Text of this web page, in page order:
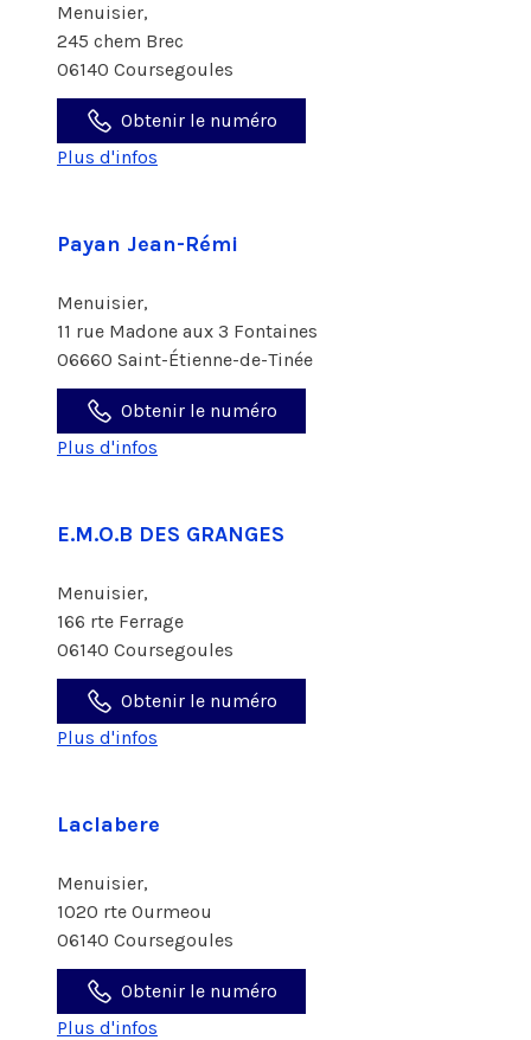
Menuisier,
245 chem Brec
06140 Coursegoules
Obtenir le numéro
Plus d'infos
Payan Jean-Rémi
Menuisier,
11 rue Madone aux 3 Fontaines
06660 Saint-Étienne-de-Tinée
Obtenir le numéro
Plus d'infos
E.M.O.B DES GRANGES
Menuisier,
166 rte Ferrage
06140 Coursegoules
Obtenir le numéro
Plus d'infos
Laclabere
Menuisier,
1020 rte Ourmeou
06140 Coursegoules
Obtenir le numéro
Plus d'infos